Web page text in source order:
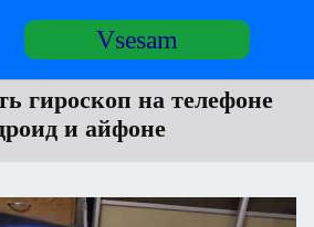
Vsesam
гироскоп на телефоне
и айфоне